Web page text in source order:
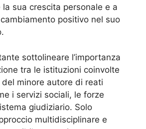
sua crescita personale e a
positivo nel suo
sottolineare l’importanza
tra le istituzioni coinvolte
minore autore di reati
i servizi sociali, le forze
giudiziario. Solo
multidisciplinare e